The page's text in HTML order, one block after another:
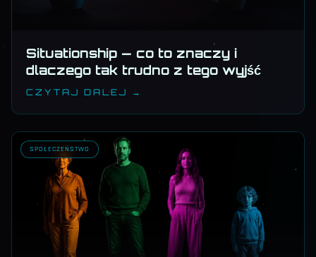
Situationship — co to znaczy i
dlaczego tak trudno z tego wyjść
CZYTAJ DALEJ →
SPOŁECZEŃSTWO